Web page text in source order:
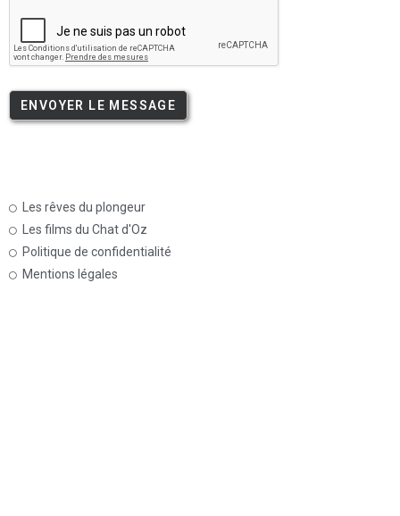
Les rêves du plongeur
Les films du Chat d'Oz
Politique de confidentialité
Mentions légales